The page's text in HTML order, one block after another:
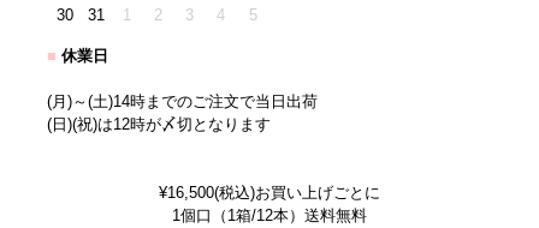
30
31 1 2 3 4 5
■ 休業日
(月)～(土)14時までのご注文で当日出荷
(日)(祝)は12時が〆切となります
¥16,500(税込)お買い上げごとに
1個口（1箱/12本）送料無料